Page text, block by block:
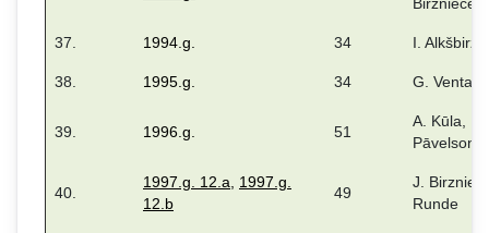
37. 1994.g. 34 I. Alkšbirze
38. 1995.g. 34 G.
39. 1996.g. 51
A. Kūla, M.
Pāvelsone
40.
1997.g. 12.a
1997.g.
12.b
49
J.
Runde